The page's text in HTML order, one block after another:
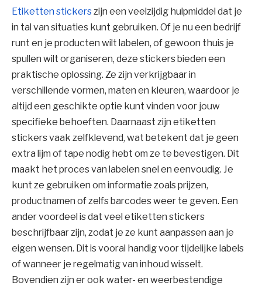
Etiketten stickerszijn een veelzijdig hulpmiddel dat je
in tal van situaties kunt gebruiken. Of je nu een bedrijf
runt en je producten wilt labelen, of gewoon thuis je
spullen wilt organiseren, deze stickers bieden een
praktische oplossing. Ze zijn verkrijgbaar in
verschillende vormen, maten en kleuren, waardoor je
altijd een geschikte optie kunt vinden voor jouw
specifieke behoeften. Daarnaast zijn etiketten
stickers vaak zelfklevend, wat betekent dat je geen
extra lijm of tape nodig hebt om ze te bevestigen. Dit
maakt het proces van labelen snel en eenvoudig. Je
kunt ze gebruiken om informatie zoals prijzen,
productnamen of zelfs barcodes weer te geven. Een
ander voordeel is dat veel etiketten stickers
beschrijfbaar zijn, zodat je ze kunt aanpassen aan je
eigen wensen. Dit is vooral handig voor tijdelijke labels
of wanneer je regelmatig van inhoud wisselt.
Bovendien zijn er ook water- en weerbestendige